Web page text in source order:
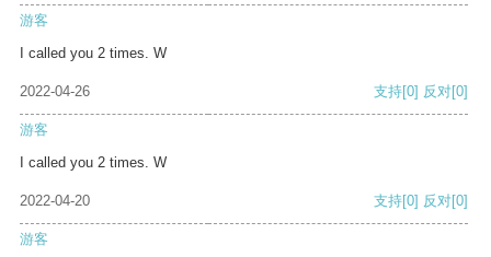
游客
I called you 2 times. W
2022-04-26 支持[0] 反对[0]
游客
I called you 2 times. W
2022-04-20 支持[0] 反对[0]
游客